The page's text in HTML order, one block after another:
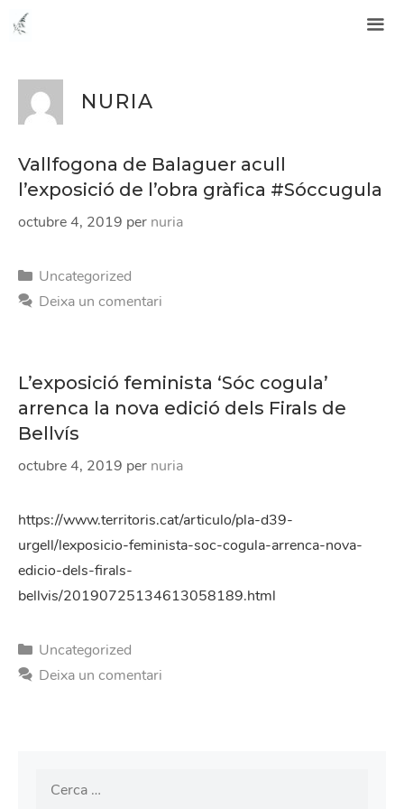
Núria Costa Balasch #soccugula
NURIA
Vallfogona de Balaguer acull
l’exposició de l’obra gràfica #Sóccugula
octubre 4, 2019 per nuria
Categories
Uncategorized
Deixa un comentari
L’exposició feminista ‘Sóc cogula’
arrenca la nova edició dels Firals de
Bellvís
octubre 4, 2019 per nuria
https://www.territoris.cat/articulo/pla-d39-
urgell/lexposicio-feminista-soc-cogula-arrenca-nova-
edicio-dels-firals-
bellvis/20190725134613058189.html
Categories
Uncategorized
Deixa un comentari
Cerca: